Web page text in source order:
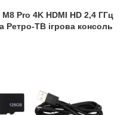
Pro 4K HDMI HD 2,4 ГГц
Ретро-ТВ ігрова консоль